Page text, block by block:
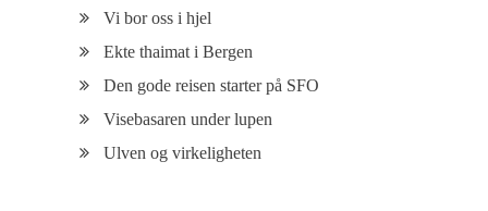
Vi bor oss i hjel
Ekte thaimat i Bergen
Den gode reisen starter på SFO
Visebasaren under lupen
Ulven og virkeligheten